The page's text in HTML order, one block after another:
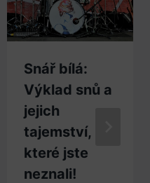
Snář bílá:
Výklad snů a
jejich
tajemství,
které jste
neznali!